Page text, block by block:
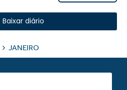
Baixar diário
JANEIRO